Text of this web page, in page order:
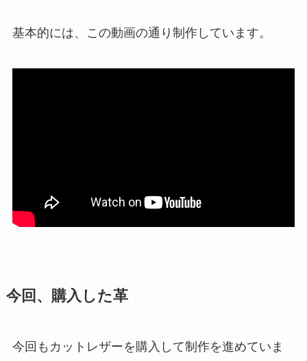
基本的には、この動画の通り制作しています。
今回、購入した革
今回もカットレザーを購入して制作を進めていま